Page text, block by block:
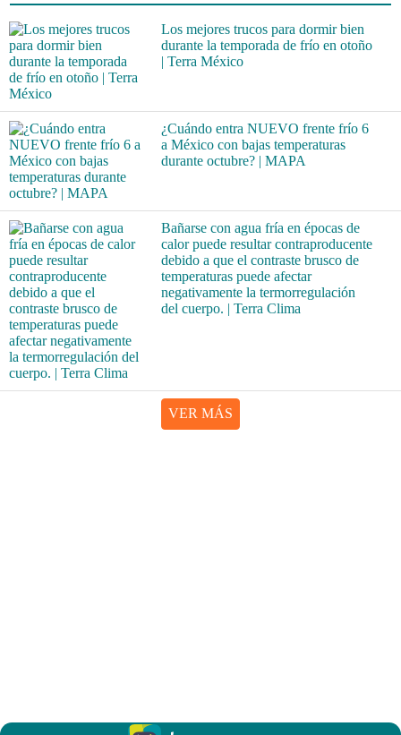
Los mejores trucos para dormir bien
durante la temporada de frío en otoño
| Terra México
¿Cuándo entra NUEVO frente frío 6
a México con bajas temperaturas
durante octubre? | MAPA
Bañarse con agua fría en épocas de
calor puede resultar contraproducente
debido a que el contraste brusco de
temperaturas puede afectar
negativamente la termorregulación
del cuerpo. | Terra Clima
VER MÁS